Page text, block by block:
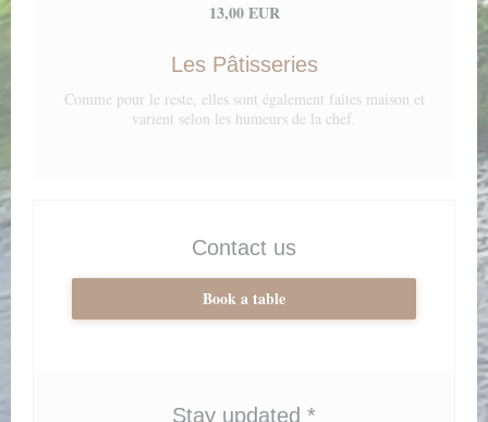
13,00 EUR
Les Pâtisseries
Comme pour le reste, elles sont également faites maison et
varient selon les humeurs de la chef.
Contact us
Book a table
Stay updated *